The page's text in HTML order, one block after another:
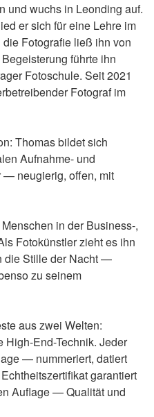
und wuchs in Leonding auf.
er sich für eine Lehre im
Fotografie ließ ihn von
führte ihn
Fotoschule. Seit 2021
Fotograf im
Thomas bildet sich
Aufnahme- und
— neugierig, offen, mit
in der Business-,
Fotokünstler zieht es ihn
die Stille der Nacht —
zu seinem
aus zwei Welten:
High-End-Technik. Jeder
— nummeriert, datiert
garantiert
Auflage — Qualität und